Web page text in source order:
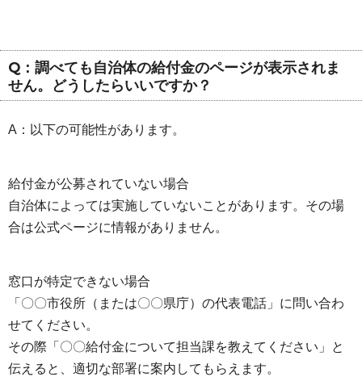
Q：調べても自治体の給付金のページが表示されま
せん。どうしたらいいですか？
A：以下の可能性があります。
給付金が公募されていない場合
自治体によっては実施していないことがあります。その場
合は公式ページに情報がありません。
窓口が特定できない場合
「〇〇市役所（または〇〇県庁）の代表電話」に問い合わ
せてください。
その際「〇〇給付金について担当課を教えてください」と
伝えると、適切な部署に案内してもらえます。